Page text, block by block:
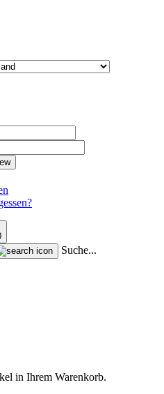
Suche...
in Ihrem Warenkorb.